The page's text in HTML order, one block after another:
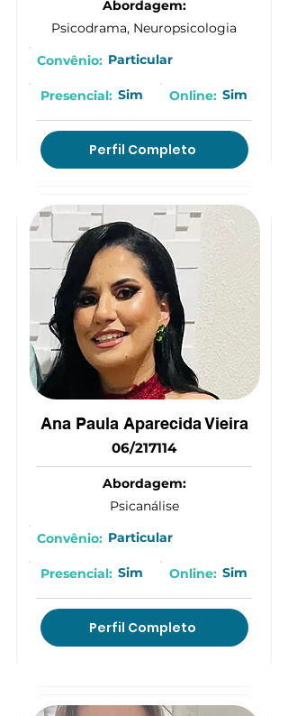
Abordagem:
Psicodrama, Neuropsicologia
Convênio: Particular
Presencial: Sim Online: Sim
Perfil Completo
(15) 9 9777-5524
Ana Paula Aparecida Vieira
06/217114
Abordagem:
Psicanálise
Convênio: Particular
Presencial: Sim Online: Sim
Perfil Completo